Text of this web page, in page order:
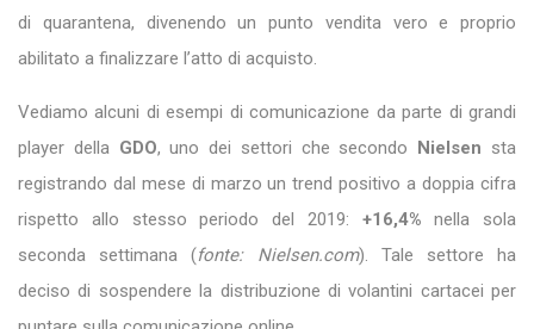
di quarantena, divenendo un punto vendita vero e proprio
abilitato a finalizzare l’atto di acquisto.
Vediamo alcuni di esempi di comunicazione da parte di grandi
player della GDO, uno dei settori che secondo Nielsen sta
registrando dal mese di marzo un trend positivo a doppia cifra
rispetto allo stesso periodo del 2019: +16,4% nella sola
seconda settimana (fonte: Nielsen.com). Tale settore ha
deciso di sospendere la distribuzione di volantini cartacei per